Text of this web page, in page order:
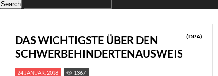
DAS WICHTIGSTE ÜBER DEN
SCHWERBEHINDERTENAUSWEIS
(DPA)
24 JANUAR, 2018 1367